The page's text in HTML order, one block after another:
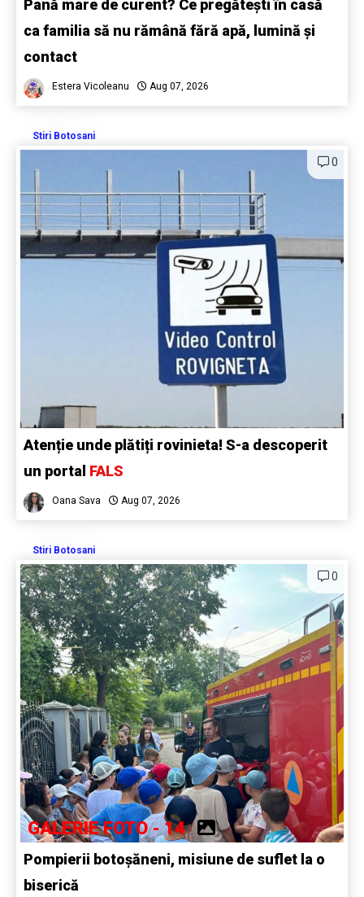
Pană mare de curent? Ce pregătești în casă
ca familia să nu rămână fără apă, lumină și
contact
Estera Vicoleanu Aug 07, 2026
Stiri Botosani
0
Atenție unde plătiți rovinieta! S-a descoperit
un portal FALS
Oana Sava Aug 07, 2026
Stiri Botosani
0
GALERIE FOTO - 14
Pompierii botoșăneni, misiune de suflet la o
biserică